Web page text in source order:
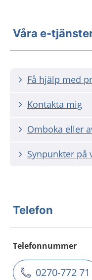
Våra e-
Få hjälp med
Kontakta mig
Omboka eller
Synpunkter på
Telefon
Telefonnummer
0270-772 71